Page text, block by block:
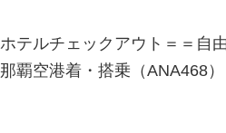
テルチェックアウト＝＝自
覇空港着・搭乗（ANA468